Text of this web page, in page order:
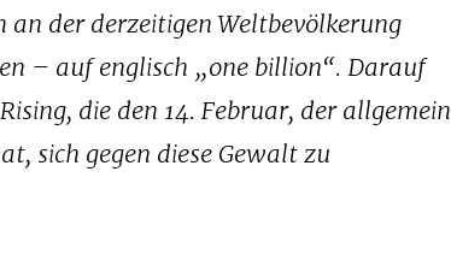
an der derzeitigen Weltbevölkerung
– auf englisch „one billion“. Darauf
die den 14. Februar, der allgemein
sich gegen diese Gewalt zu